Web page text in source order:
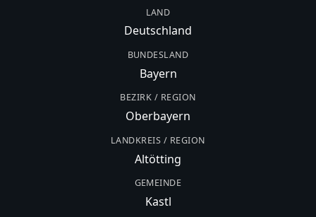
LAND
Deutschland
BUNDESLAND
Bayern
BEZIRK / REGION
Oberbayern
LANDKREIS / REGION
Altötting
GEMEINDE
Kastl